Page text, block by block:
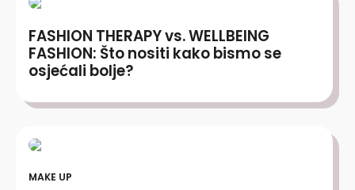
FASHION THERAPY vs. WELLBEING
FASHION: Što nositi kako bismo se
osjećali bolje?
MAKE UP